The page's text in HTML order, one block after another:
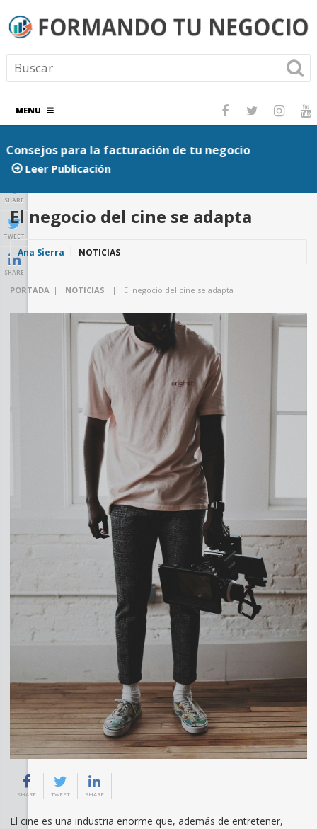
MENU
Consejos para la facturación de tu negocio
Leer Publicación
SHARE
TWEET
SHARE
El negocio del cine se adapta
Ana Sierra NOTICIAS
PORTADA | NOTICIAS | El negocio del cine se adapta
SHARE TWEET SHARE
El cine es una industria enorme que, además de entretener,